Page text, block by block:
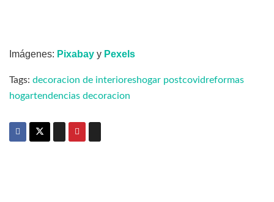
Imágenes: Pixabay y Pexels
Tags: decoracion de interioreshogar postcovidreformas
hogartendencias decoracion